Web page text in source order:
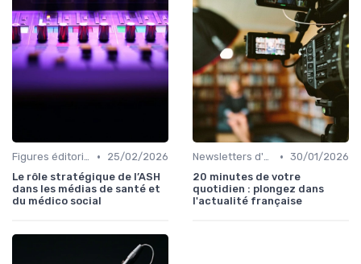
Figures éditoriales •
25/02/2026
Le rôle stratégique de l’ASH
dans les médias de santé et
du médico social
Newsletters d'auteur • 30/01/2026
20 minutes de votre
quotidien : plongez dans
l'actualité française